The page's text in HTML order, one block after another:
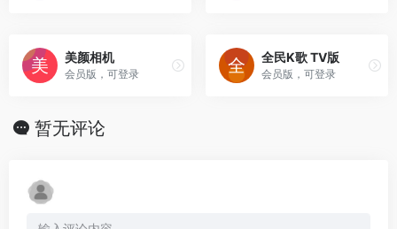
美颜相机
会员版，可登录
全民K歌 TV版
会员版，可登录
暂无评论